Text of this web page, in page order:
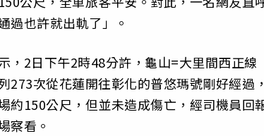
過也許就出軌了」。
，2日下午2時48分許，龜山=大里間西正
273次從花蓮開往彰化的普悠瑪號剛好經
約150公尺，但並未造成傷亡，經司機員
察看。